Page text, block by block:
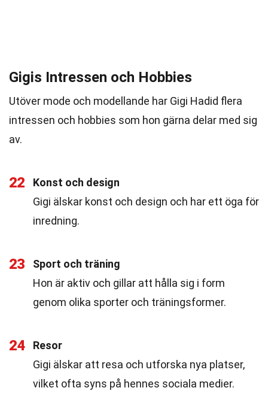
Gigis Intressen och Hobbies
Utöver mode och modellande har Gigi Hadid flera
intressen och hobbies som hon gärna delar med sig
av.
22
Konst och design
Gigi älskar konst och design och har ett öga för
inredning.
23
Sport och träning
Hon är aktiv och gillar att hålla sig i form
genom olika sporter och träningsformer.
24
Resor
Gigi älskar att resa och utforska nya platser,
vilket ofta syns på hennes sociala medier.